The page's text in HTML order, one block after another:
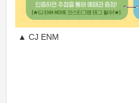
▲ CJ ENM